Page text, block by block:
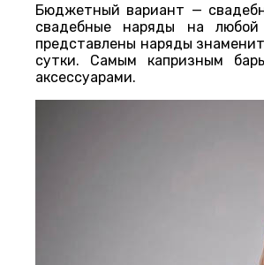
Бюджетный вариант —
свадебные наряды на
представлены наряды
сутки. Самым капризным
аксессуарами.